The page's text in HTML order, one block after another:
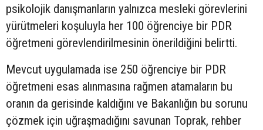
psikolojik danışmanların yalnızca mesleki görevlerini
yürütmeleri koşuluyla her 100 öğrenciye bir PDR
öğretmeni görevlendirilmesinin önerildiğini belirtti.
Mevcut uygulamada ise 250 öğrenciye bir PDR
öğretmeni esas alınmasına rağmen atamaların bu
oranın da gerisinde kaldığını ve Bakanlığın bu sorunu
çözmek için uğraşmadığını savunan Toprak, rehber